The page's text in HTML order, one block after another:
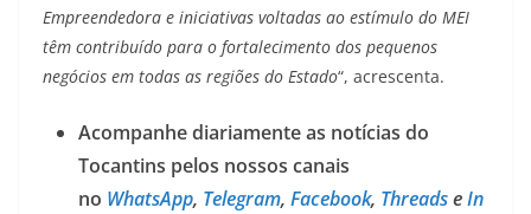
Empreendedora e iniciativas voltadas ao estímulo do MEI
têm contribuído para o fortalecimento dos pequenos
negócios em todas as regiões do Estado“, acrescenta.
Acompanhe diariamente as notícias do
Tocantins pelos nossos canais
no WhatsApp, Telegram, Facebook, ThreadseIn